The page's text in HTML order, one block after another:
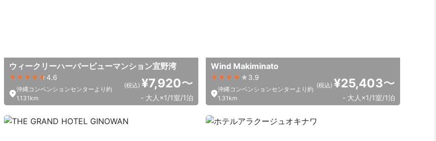
ウィークリーハーバービューマンション宜野湾
4.6
沖縄コンベンションセンターより約
1.131km
(税込) ¥7,920〜
- 大人×1/1室/1泊
Wind Makiminato
3.9
沖縄コンベンションセンターより約
1.31km
(税込) ¥25,403〜
- 大人×1/1室/1泊